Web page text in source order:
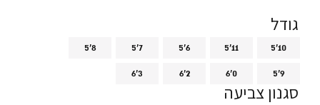
גודל
5'10
5'11
5'6
5'7
5'8
5'9
6'0
6'2
6'3
סגנון צביעה